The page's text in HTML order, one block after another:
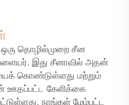
தொழில்முறை சீன
இது சீனாவில் அதன்
கொண்டுள்ளது மற்றும்
ஊதப்பட்ட கேளிக்கை
நாங்கள் மேம்பட்ட